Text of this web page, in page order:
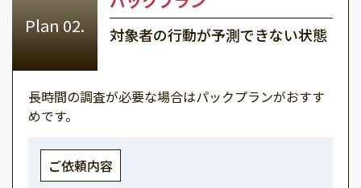
対象者の行動が予測できない状態
長時間の調査が必要な場合はパックプランがおすす
めです。
ご依頼内容